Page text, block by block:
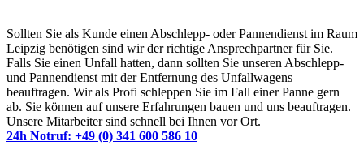
Sollten Sie als Kunde einen Abschlepp- oder Pannendienst im Raum
Leipzig benötigen sind wir der richtige Ansprechpartner für Sie.
Falls Sie einen Unfall hatten, dann sollten Sie unseren Abschlepp-
und Pannendienst mit der Entfernung des Unfallwagens
beauftragen. Wir als Profi schleppen Sie im Fall einer Panne gern
ab. Sie können auf unsere Erfahrungen bauen und uns beauftragen.
Unsere Mitarbeiter sind schnell bei Ihnen vor Ort.
24h Notruf: +49 (0) 341 600 586 10